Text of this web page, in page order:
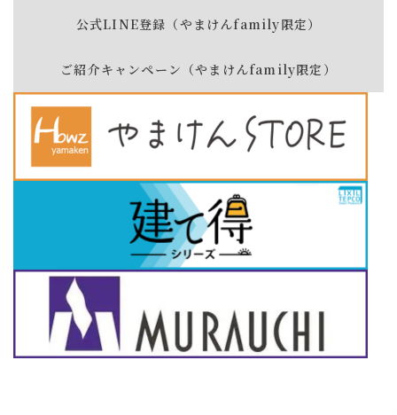
公式LINE登録（やまけんfamily限定）
ご紹介キャンペーン（やまけんfamily限定）